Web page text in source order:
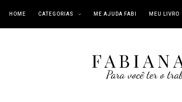
HOME CATEGORIAS ME AJUDA FABI MEU LIVRO